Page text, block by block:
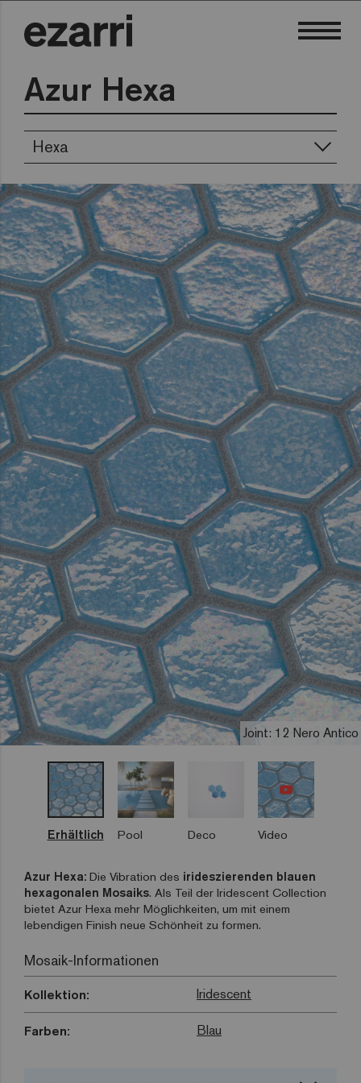
Azur Hexa
Hexa
Joint: 12 Nero Antico
Erhältlich Pool Deco Video
Azur Hexa: Die Vibration des irideszierenden blauen
hexagonalen Mosaiks. Als Teil der Iridescent Collection
bietet Azur Hexa mehr Möglichkeiten, um mit einem
lebendigen Finish neue Schönheit zu formen.
Mosaik-Informationen
Kollektion: Iridescent
Farben: Blau